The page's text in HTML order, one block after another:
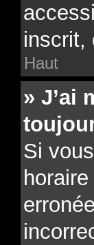
inscrit,
Haut
» J’ai
Si